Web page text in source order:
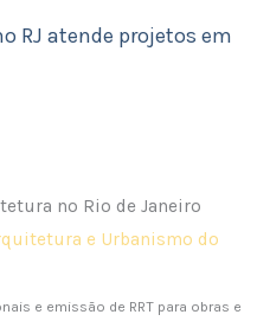
RJ atende projetos em
no Rio de Janeiro
e Urbanismo do
e emissão de RRT para obras e